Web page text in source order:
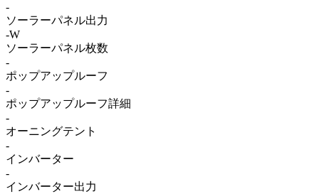
-
ソーラーパネル出力
-W
ソーラーパネル枚数
-
ポップアップルーフ
-
ポップアップルーフ詳細
-
オーニングテント
-
インバーター
-
インバーター出力